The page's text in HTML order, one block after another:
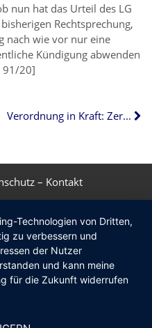
nun hat das Urteil des LG
Rechtsprechung,
nach wie vor nur eine
Kündigung abwenden
91/20]
Verordnung in Kraft: Zertifizierung für WEG-Verwalter
– Kontakt
Technologien von Dritten,
zu verbessern und
der Nutzer
und kann meine
für die Zukunft widerrufen